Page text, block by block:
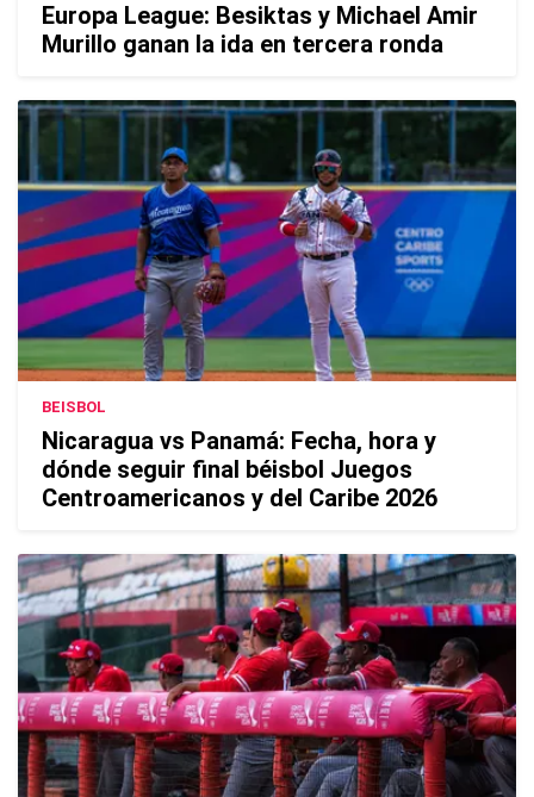
Europa League: Besiktas y Michael Amir
Murillo ganan la ida en tercera ronda
BEISBOL
Nicaragua vs Panamá: Fecha, hora y
dónde seguir final béisbol Juegos
Centroamericanos y del Caribe 2026